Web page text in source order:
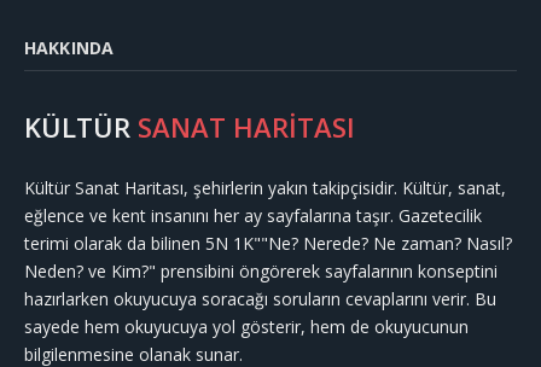
HAKKINDA
KÜLTÜR SANAT HARİTASI
Kültür Sanat Haritası, şehirlerin yakın takipçisidir. Kültür, sanat,
eğlence ve kent insanını her ay sayfalarına taşır. Gazetecilik
terimi olarak da bilinen 5N 1K""Ne? Nerede? Ne zaman? Nasıl?
Neden? ve Kim?" prensibini öngörerek sayfalarının konseptini
hazırlarken okuyucuya soracağı soruların cevaplarını verir. Bu
sayede hem okuyucuya yol gösterir, hem de okuyucunun
bilgilenmesine olanak sunar.